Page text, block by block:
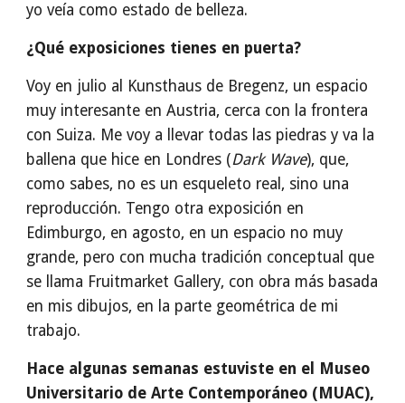
yo veía como estado de belleza.
¿Qué exposiciones tienes en puerta?
Voy en julio al Kunsthaus de Bregenz, un espacio
muy interesante en Austria, cerca con la frontera
con Suiza. Me voy a llevar todas las piedras y va la
ballena que hice en Londres (Dark Wave), que,
como sabes, no es un esqueleto real, sino una
reproducción. Tengo otra exposición en
Edimburgo, en agosto, en un espacio no muy
grande, pero con mucha tradición conceptual que
se llama Fruitmarket Gallery, con obra más basada
en mis dibujos, en la parte geométrica de mi
trabajo.
Hace algunas semanas estuviste en el Museo
Universitario de Arte Contemporáneo (MUAC),